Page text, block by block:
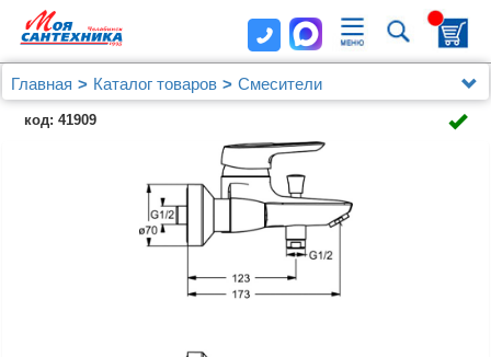
Главная Каталог товаров
Смесители
Для ванны с душем
Смеситель Ideal Standard CeraMix Blue B9490AA для
код: 41909